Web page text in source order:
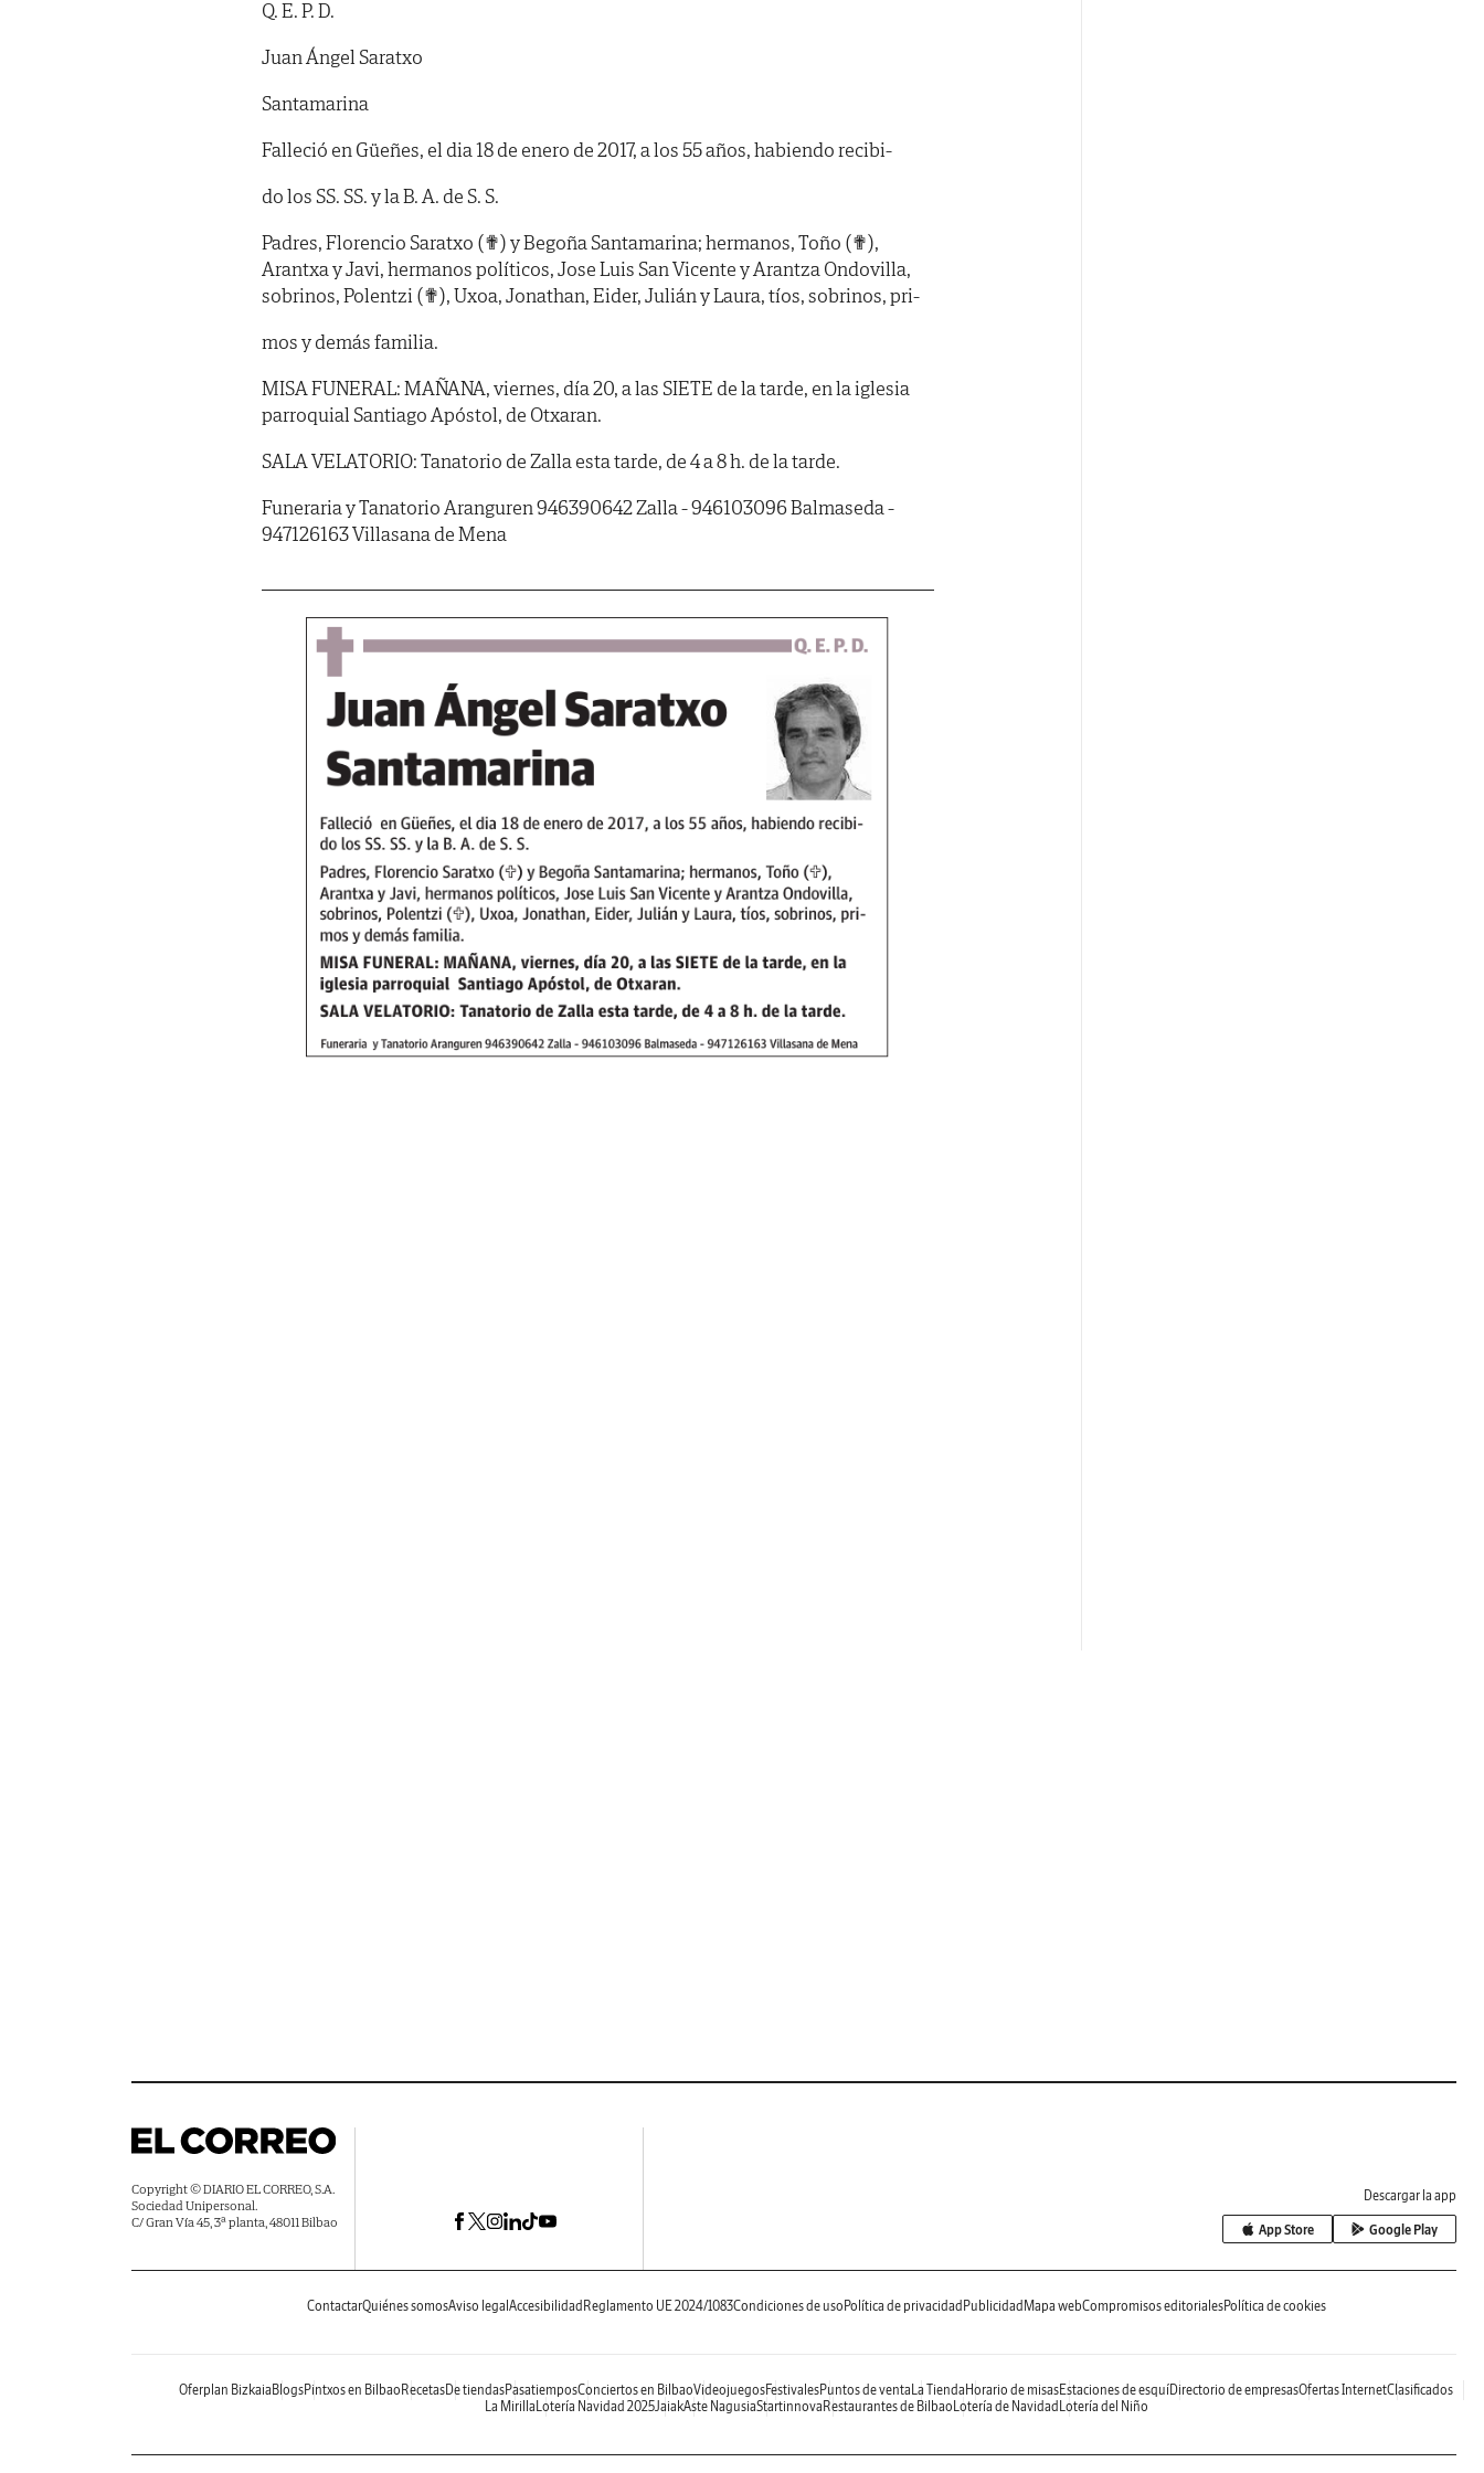
Q. E. P. D.
Juan Ángel Saratxo
Santamarina
Falleció en Güeñes, el dia 18 de enero de 2017, a los 55 años, habiendo recibi-
do los SS. SS. y la B. A. de S. S.
Padres, Florencio Saratxo (✟) y Begoña Santamarina; hermanos, Toño (✟),
Arantxa y Javi, hermanos políticos, Jose Luis San Vicente y Arantza Ondovilla,
sobrinos, Polentzi (✟), Uxoa, Jonathan, Eider, Julián y Laura, tíos, sobrinos, pri-
mos y demás familia.
MISA FUNERAL: MAÑANA, viernes, día 20, a las SIETE de la tarde, en la iglesia
parroquial Santiago Apóstol, de Otxaran.
SALA VELATORIO: Tanatorio de Zalla esta tarde, de 4 a 8 h. de la tarde.
Funeraria y Tanatorio Aranguren 946390642 Zalla - 946103096 Balmaseda -
947126163 Villasana de Mena
Copyright © DIARIO EL CORREO, S.A.
Sociedad Unipersonal.
C/ Gran Vía 45, 3ª planta, 48011 Bilbao
Descargar la app
App Store Google Play
ContactarQuiénes somosAviso legal Accesibilidad Reglamento UE 2024/1083Condiciones de uso Política de privacidad Publicidad Mapa webCompromisos editorialesPolítica de cookies
Oferplan Bizkaia BlogsPintxos en Bilbao RecetasDe tiendasPasatiemposConciertos en BilbaoVideojuegosFestivalesPuntos de venta La Tienda Horario de misasEstaciones de esquíDirectorio de empresasOfertas InternetClasificados
La Mirilla Lotería Navidad 2025JaiakAste NagusiaStartinnova Restaurantes de Bilbao Lotería de Navidad Lotería del Niño